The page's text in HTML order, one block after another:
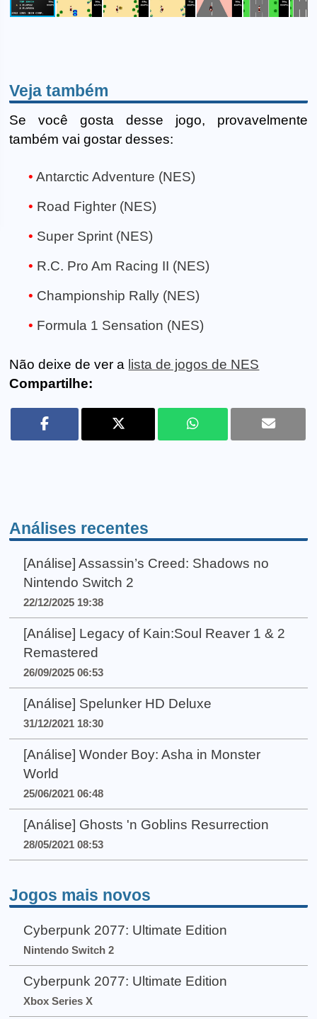
Veja também
Se você gosta desse jogo, provavelmente
também vai gostar desses:
Antarctic Adventure (NES)
Road Fighter (NES)
Super Sprint (NES)
R.C. Pro Am Racing II (NES)
Championship Rally (NES)
Formula 1 Sensation (NES)
Não deixe de ver a lista de jogos de NES
Compartilhe:
Análises recentes
[Análise] Assassin’s Creed: Shadows no
Nintendo Switch 2
22/12/2025 19:38
[Análise] Legacy of Kain:Soul Reaver 1 & 2
Remastered
26/09/2025 06:53
[Análise] Spelunker HD Deluxe
31/12/2021 18:30
[Análise] Wonder Boy: Asha in Monster
World
25/06/2021 06:48
[Análise] Ghosts 'n Goblins Resurrection
28/05/2021 08:53
Jogos mais novos
Cyberpunk 2077: Ultimate Edition
Nintendo Switch 2
Cyberpunk 2077: Ultimate Edition
Xbox Series X